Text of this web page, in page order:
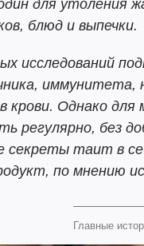
для утоления
блюд и выпечки.
исследований
иммунитета,
крови. Однако
регулярно, без
секреты таит в
по мнению
Главные